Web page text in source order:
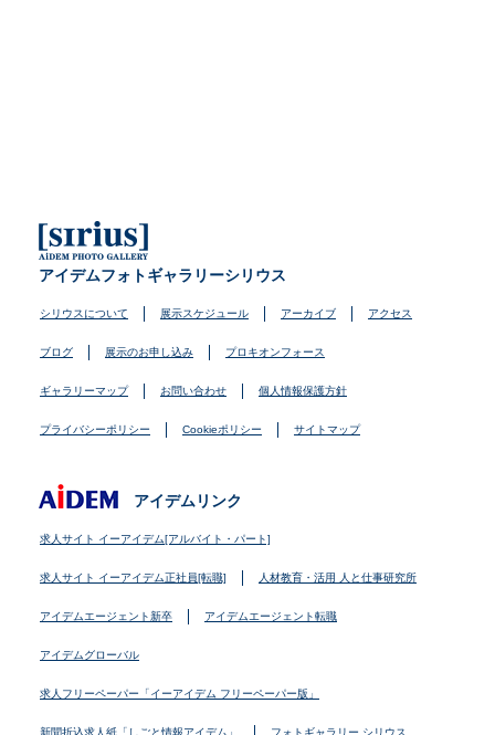
アイデムフォトギャラリーシリウス
シリウスについて 展示スケジュール アーカイブ アクセス
ブログ 展示のお申し込み プロキオンフォース
ギャラリーマップ お問い合わせ 個人情報保護方針
プライバシーポリシー Cookieポリシー サイトマップ
アイデムリンク
求人サイト イーアイデム[アルバイト・パート]
求人サイト イーアイデム正社員[転職] 人材教育・活用 人と仕事研究所
アイデムエージェント新卒 アイデムエージェント転職
アイデムグローバル
求人フリーペーパー「イーアイデム フリーペーパー版」
新聞折込求人紙「しごと情報アイデム」 フォトギャラリー シリウス